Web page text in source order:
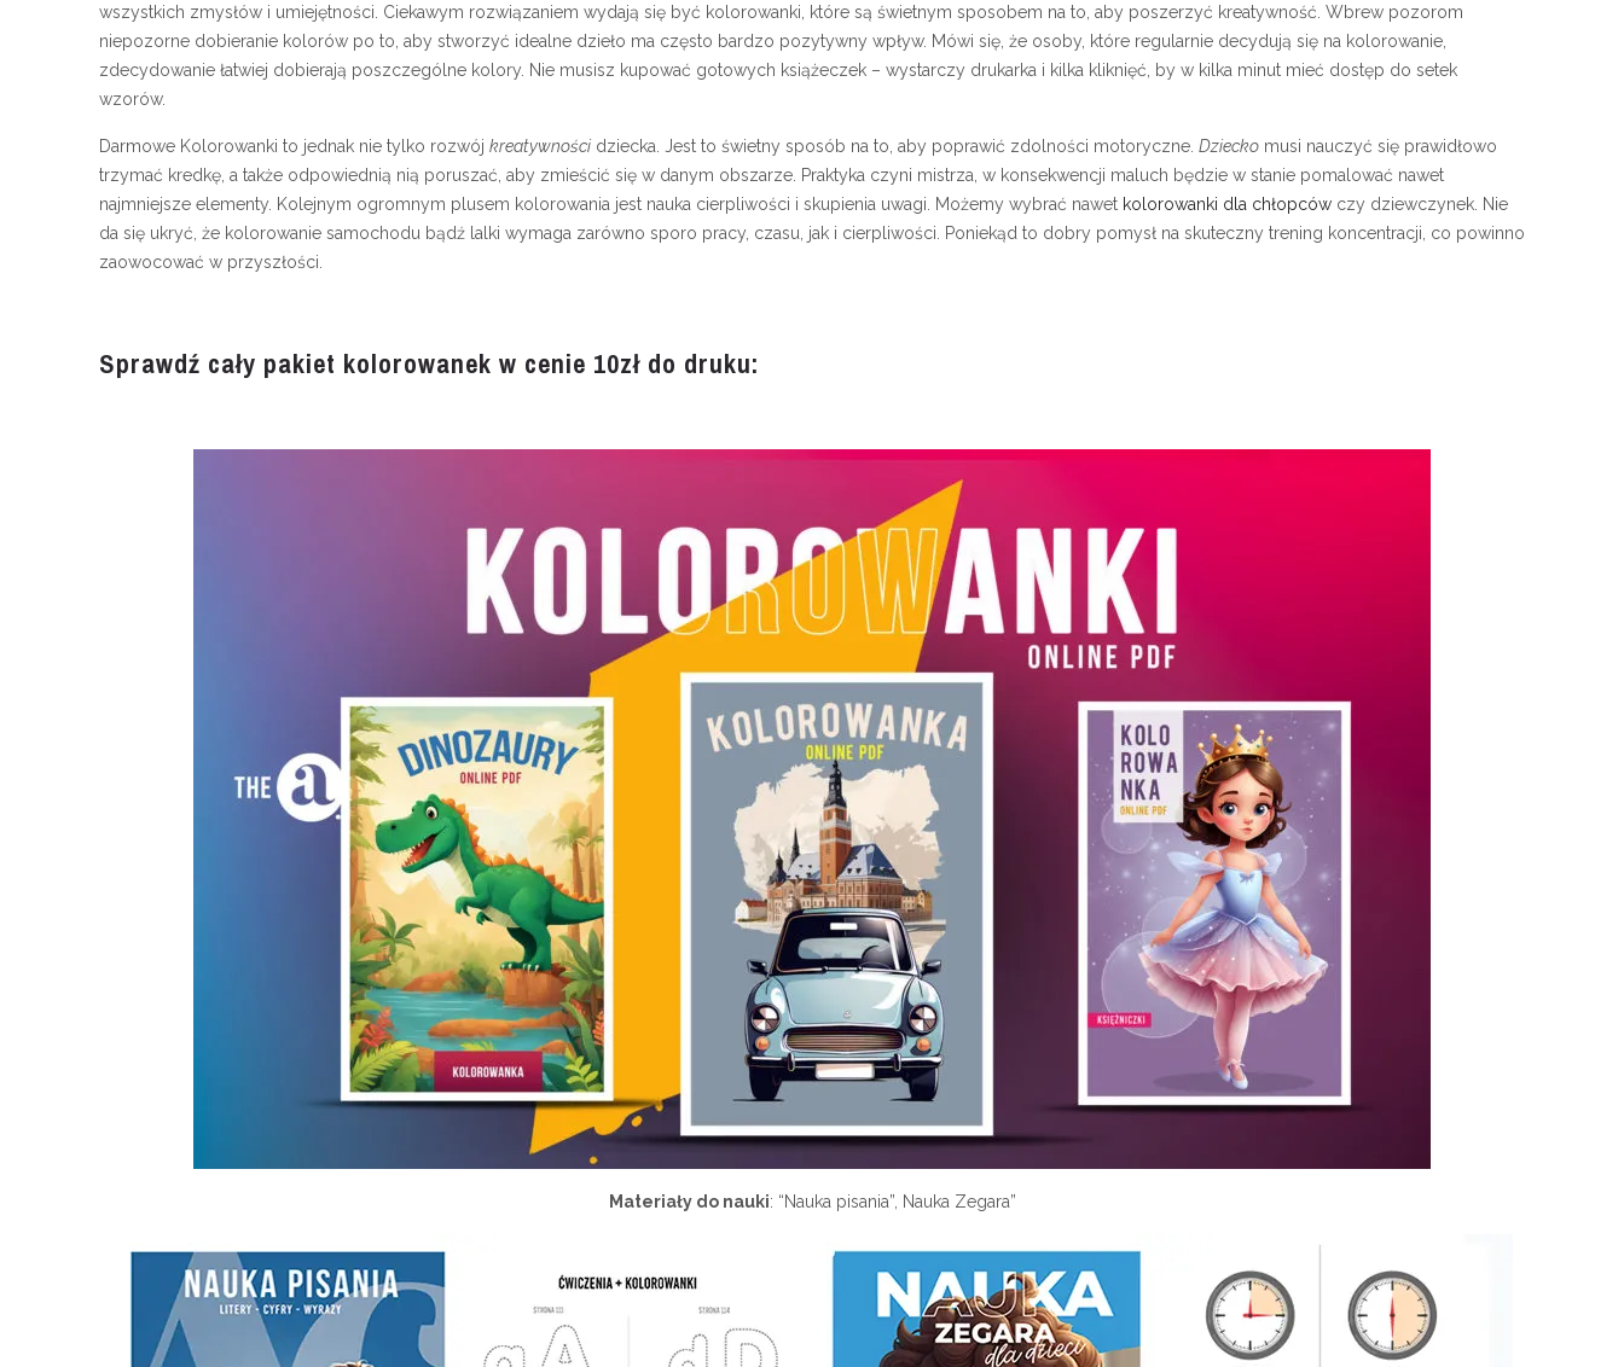
wszystkich zmysłów i umiejętności. Ciekawym rozwiązaniem wydają się być kolorowanki, które są świetnym sposobem na to, aby poszerzyć kreatywność. Wbrew pozorom
niepozorne dobieranie kolorów po to, aby stworzyć idealne dzieło ma często bardzo pozytywny wpływ. Mówi się, że osoby, które regularnie decydują się na kolorowanie,
zdecydowanie łatwiej dobierają poszczególne kolory. Nie musisz kupować gotowych książeczek – wystarczy drukarka i kilka kliknięć, by w kilka minut mieć dostęp do setek
wzorów.
Darmowe Kolorowanki to jednak nie tylko rozwój kreatywności dziecka. Jest to świetny sposób na to, aby poprawić zdolności motoryczne. Dziecko musi nauczyć się prawidłowo
trzymać kredkę, a także odpowiednią nią poruszać, aby zmieścić się w danym obszarze. Praktyka czyni mistrza, w konsekwencji maluch będzie w stanie pomalować nawet
najmniejsze elementy. Kolejnym ogromnym plusem kolorowania jest nauka cierpliwości i skupienia uwagi. Możemy wybrać nawet kolorowanki dla chłopców czy dziewczynek. Nie
da się ukryć, że kolorowanie samochodu bądź lalki wymaga zarówno sporo pracy, czasu, jak i cierpliwości. Poniekąd to dobry pomysł na skuteczny trening koncentracji, co powinno
zaowocować w przyszłości.
Sprawdź cały pakiet kolorowanek w cenie 10zł do druku:
Materiały do nauki: “Nauka pisania”, Nauka Zegara”